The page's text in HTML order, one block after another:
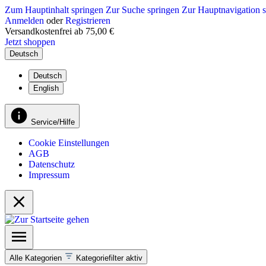
Zum Hauptinhalt springen Zur Suche springen Zur Hauptnavigation
Anmelden oder Registrieren
Versandkostenfrei ab 75,00 €
Jetzt shoppen
Deutsch
Deutsch
English
Service/Hilfe
Cookie Einstellungen
AGB
Datenschutz
Impressum
Alle Kategorien Kategoriefilter aktiv